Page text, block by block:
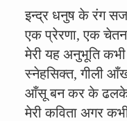
इन्द्र धनुष के रंग
एक प्रेरणा, एक
मेरी यह अनुभूति कभी
स्नेहसिक्त, गीली
आँसू बन कर के
मेरी कविता अगर